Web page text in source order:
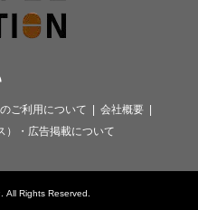
ご利用について
会社概要
）・広告掲載について
. All Rights Reserved.